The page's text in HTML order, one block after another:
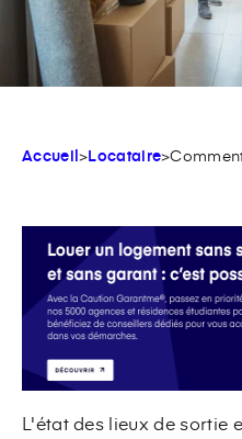
Accueil>Locataire>
L'état des lieux de sortie